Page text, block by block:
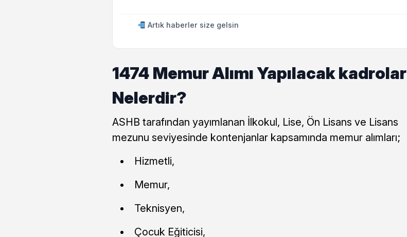
Artık haberler size gelsin
1474 Memur Alımı Yapılacak kadrolar
Nelerdir?
ASHB tarafından yayımlanan İlkokul, Lise, Ön Lisans ve Lisans
mezunu seviyesinde kontenjanlar kapsamında memur alımları;
Hizmetli,
Memur,
Teknisyen,
Çocuk Eğiticisi,